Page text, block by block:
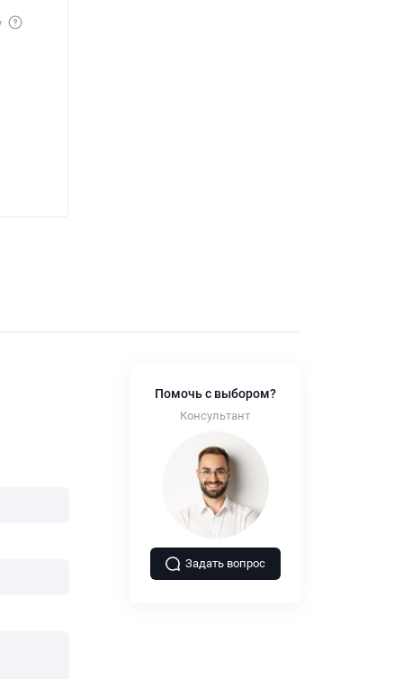
Помочь с выбором?
Консультант
Задать вопрос